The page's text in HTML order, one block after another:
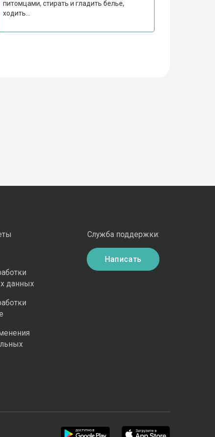
питомцами, стирать и гладить белье,
ходить...
данных
Служба поддержки:
Написать